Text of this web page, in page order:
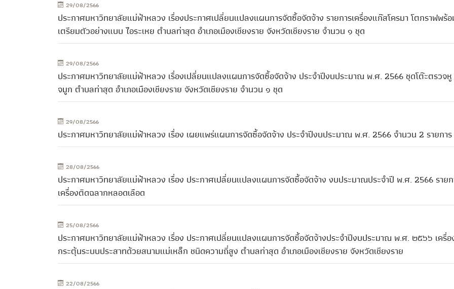
29/08/2566
ประกาศมหาวิทยาลัยแม่ฟ้าหลวง เรื่องประกาศเปลี่ยนแปลงแผนการจัดซื้อจัดจ้าง รายการเครื่องแก๊สโครมา โตกราฟพร้
เตรียมตัวอย่างแบบ ไอระเหย ตำบลท่าสุด อำเภอเมืองเชียงราย จังหวัดเชียงราย จำนวน ๑ ชุด
29/08/2566
ประกาศมหาวิทยาลัยแม่ฟ้าหลวง เรื่องเปลี่ยนแปลงแผนการจัดซื้อจัดจ้าง ประจำปีงบประมาณ พ.ศ. 2566 ชุดโต๊ะตรวจ
จมูก ตำบลท่าสุด อำเภอเมืองเชียงราย จังหวัดเชียงราย จำนวน ๑ ชุด
29/08/2566
ประกาศมหาวิทยาลัยแม่ฟ้าหลวง เรื่อง เผยแพร่แผนการจัดซื้อจัดจ้าง ประจำปีงบประมาณ พ.ศ. 2566 จำนวน 2 รายการ
28/08/2566
ประกาศมหาวิทยาลัยแม่ฟ้าหลวง เรื่อง ประกาศเปลี่ยนแปลงแผนการจัดซื้อจัดจ้าง งบประมาณประจำปี พ.ศ. 2566 ราย
เครื่องติดฉลากหลอดเลือด
25/08/2566
ประกาศมหาวิทยาลัยแม่ฟ้าหลวง เรื่อง ประกาศเปลี่ยนแปลงแผนการจัดซื้อจัดจ้างประจำปีงบประมาณ พ.ศ. ๒๕๖๖ เครื่อ
กระตุ้นระบบประสาทด้วยสนามแม่เหล็ก ชนิดความถี่สูง ตำบลท่าสุด อำเภอเมืองเชียงราย จังหวัดเชียงราย
22/08/2566